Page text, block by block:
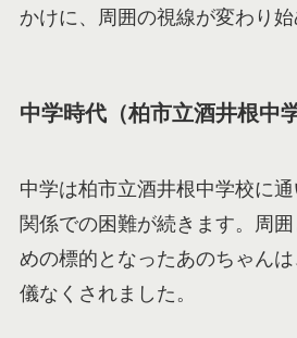
かけに、周囲の視線が変わり始
中学時代（柏市立酒井根中学
中学は柏市立酒井根中学校に
関係での困難が続きます。周
めの標的となったあのちゃん
儀なくされました。